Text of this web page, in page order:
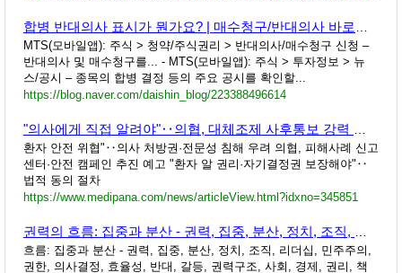
MTS(모바일앱): 주식 > 청약/주식권리 > 반대의사/매수청구 신청 –
반대의사 및 매수청구를... - MTS(모바일앱): 주식 > 투자정보 > 뉴
스/공시 – 종목의 합병 결정 등의 주요 공시를 확인할...
https://blog.naver.com/daishin_blog/223388496614
환자 안전 위협"‥의사 처방권·전문성 침해 우려 의협, 피해사례 신고
센터·안전 캠페인 추진 예고 "환자 알 권리·자기결정권 보장해야"‥
법적 동의 절차
https://www.medipana.com/news/articleView.html?idxno=345851
흐름: 집중과 분산 - 권력, 집중, 분산, 정치, 조직, 리더십, 민주주의,
권한, 의사결정, 효율성, 반대, 갈등, 권력구조, 사회, 경제, 권리, 책